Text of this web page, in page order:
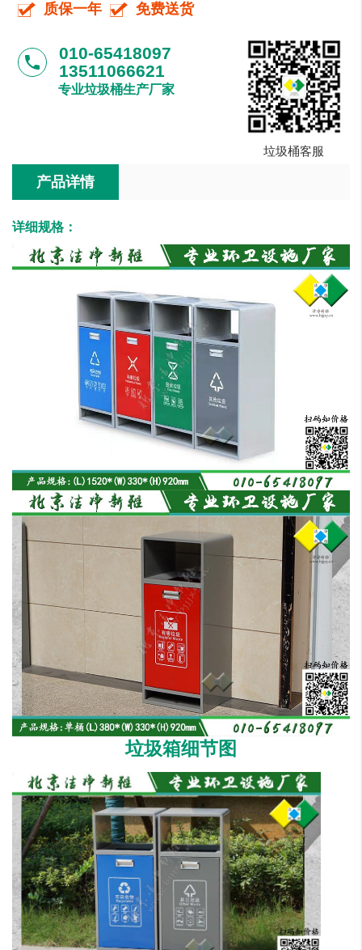
质保一年
免费送货
phone
010-65418097
13511066621
专业垃圾桶生产厂家
垃圾桶客服
产品详情
详细规格：
垃圾箱细节图